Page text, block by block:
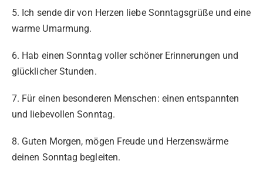
5. Ich sende dir von Herzen liebe Sonntagsgrüße und eine
warme Umarmung.
6. Hab einen Sonntag voller schöner Erinnerungen und
glücklicher Stunden.
7. Für einen besonderen Menschen: einen entspannten
und liebevollen Sonntag.
8. Guten Morgen, mögen Freude und Herzenswärme
deinen Sonntag begleiten.